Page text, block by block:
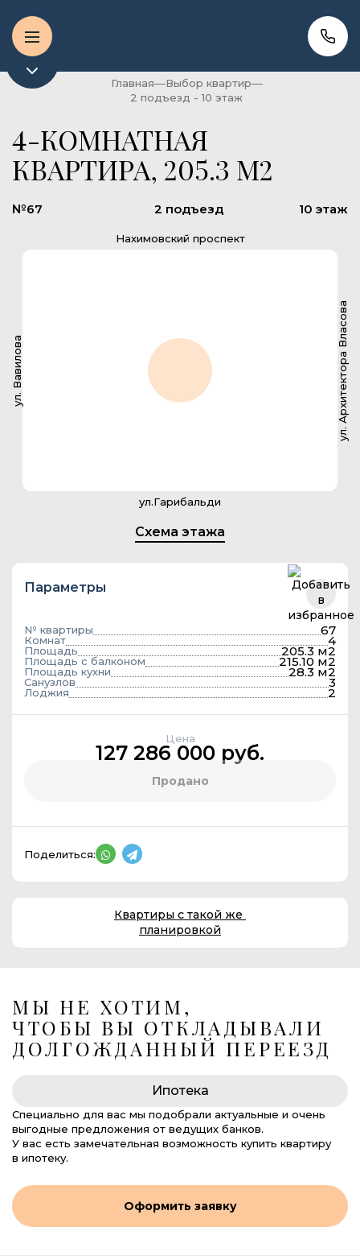
Главная
Выбор квартир
2 подъезд - 10 этаж
4-КОМНАТНАЯ
КВАРТИРА, 205.3 М2
№67 2 подъезд 10 этаж
Квартиры с такой же
планировкой
ул. Вавилова
Нахимовский проспект
ул.Гарибальди
ул. Архитектора Власова
Схема этажа
Параметры
№ квартиры 67
Комнат 4
Площадь 205.3 м2
Площадь с балконом 215.10 м2
Площадь кухни 28.3 м2
Санузлов 3
Лоджия 2
Цена
127 286 000 руб.
Продано
Поделиться:
МЫ НЕ ХОТИМ,
ЧТОБЫ ВЫ ОТКЛАДЫВАЛИ
ДОЛГОЖДАННЫЙ ПЕРЕЕЗД
Ипотека
Специально для вас мы подобрали актуальные и очень
выгодные предложения от ведущих банков.
У вас есть замечательная возможность купить квартиру
в ипотеку.
Оформить заявку